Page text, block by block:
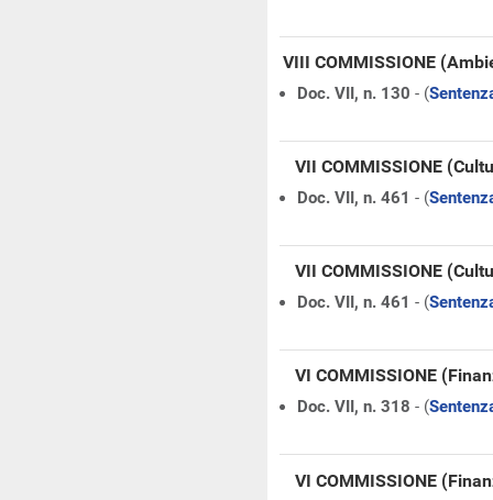
VIII COMMISSIONE
Doc. VII, n. 130 - (
VII COMMISSIONE
Doc. VII, n. 461 - (
VII COMMISSIONE
Doc. VII, n. 461 - (
VI COMMISSIONE
Doc. VII, n. 318 - (
VI COMMISSIONE